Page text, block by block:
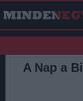
A Nap a